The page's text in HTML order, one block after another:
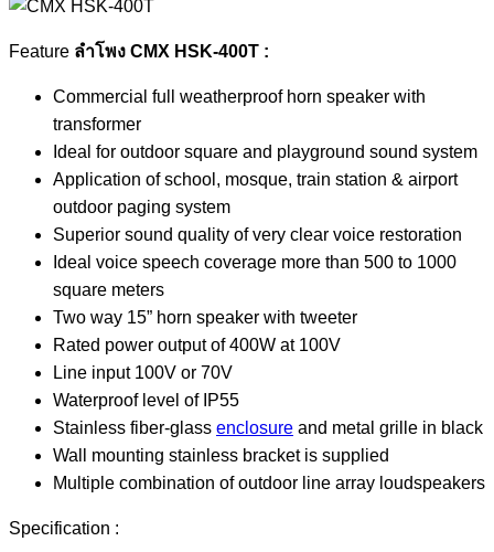
Feature ลำโพง CMX HSK-400T :
Commercial full weatherproof horn speaker with
transformer
Ideal for outdoor square and playground sound system
Application of school, mosque, train station & airport
outdoor paging system
Superior sound quality of very clear voice restoration
Ideal voice speech coverage more than 500 to 1000
square meters
Two way 15” horn speaker with tweeter
Rated power output of 400W at 100V
Line input 100V or 70V
Waterproof level of IP55
Stainless fiber-glass enclosure and metal grille in black
Wall mounting stainless bracket is supplied
Multiple combination of outdoor line array loudspeakers
Specification :